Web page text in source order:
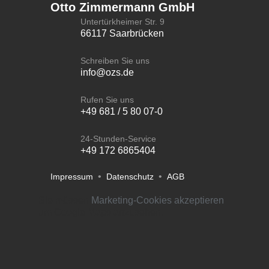
Otto Zimmermann GmbH
Untertürkheimer Str. 9
66117 Saarbrücken
Schreiben Sie uns
info@ozs.de
Rufen Sie uns
+49 681 / 5 80 07-0
24-Stunden-Service
+49 172 6865404
Impressum • Datenschutz • AGB
Marketing-Cookies akzeptieren